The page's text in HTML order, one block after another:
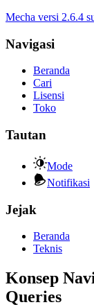
Mecha versi 2.6.4
Navigasi
Beranda
Cari
Lisensi
Toko
Tautan
Mode
Notifikasi
Jejak
Beranda
Teknis
Konsep
Queries